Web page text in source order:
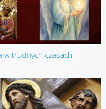
w trudnych czasach